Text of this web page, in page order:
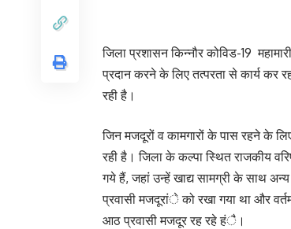
जिला प्रशासन किन्नौर कोविड-19
प्रदान करने के लिए तत्परता से कार्य कर
रही है।
जिन मजदूरों व कामगारों के पास रहने के
रही है। जिला के कल्पा स्थित राजकीय
गये हैं, जहां उन्हें खाद्य सामग्री के साथ
प्रवासी मजदूरांे को रखा गया था और
आठ प्रवासी मजदूर रह रहे हंै।